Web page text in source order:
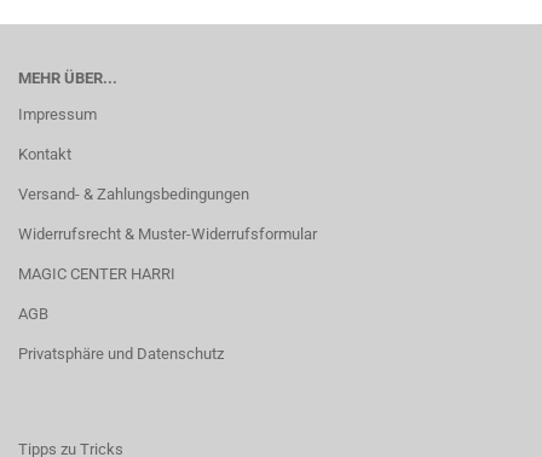
MEHR ÜBER...
Impressum
Kontakt
Versand- & Zahlungsbedingungen
Widerrufsrecht & Muster-Widerrufsformular
MAGIC CENTER HARRI
AGB
Privatsphäre und Datenschutz
Tipps zu Tricks